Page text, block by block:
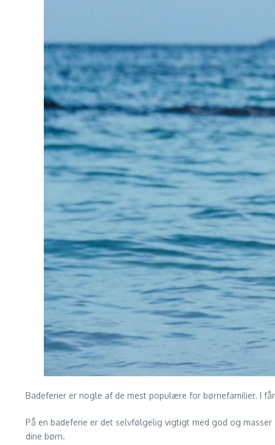
Badeferier er nogle af de mest populære for børnefamilier. I
På en badeferie er det selvfølgelig vigtigt med god og
dine børn.